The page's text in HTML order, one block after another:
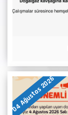
04 Ağustos 2026